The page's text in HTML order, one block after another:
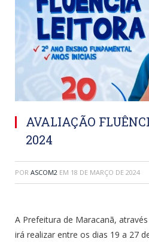
AVALIAÇÃO
2024
POR ASCOM2 EM 18 DE MARÇO DE 2024
A Prefeitura de Maracanã,
irá realizar entre os dias 19 a 27